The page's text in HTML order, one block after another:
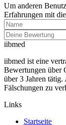
Um anderen
Erfahrungen mit
iibmed
iibmed ist eine
Bewertungen über
über 3 Jahren
Fälschungen zu
Links
Startseite